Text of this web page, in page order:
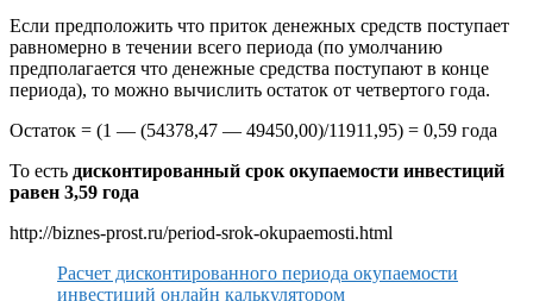
Если предположить что приток денежных средств поступает
равномерно в течении всего периода (по умолчанию
предполагается что денежные средства поступают в конце
периода), то можно вычислить остаток от четвертого года.
Остаток = (1 — (54378,47 — 49450,00)/11911,95) = 0,59 года
То есть дисконтированный срок окупаемости инвестиций
равен 3,59 года
http://biznes-prost.ru/period-srok-okupaemosti.html
Расчет дисконтированного периода окупаемости
инвестиций онлайн калькулятором